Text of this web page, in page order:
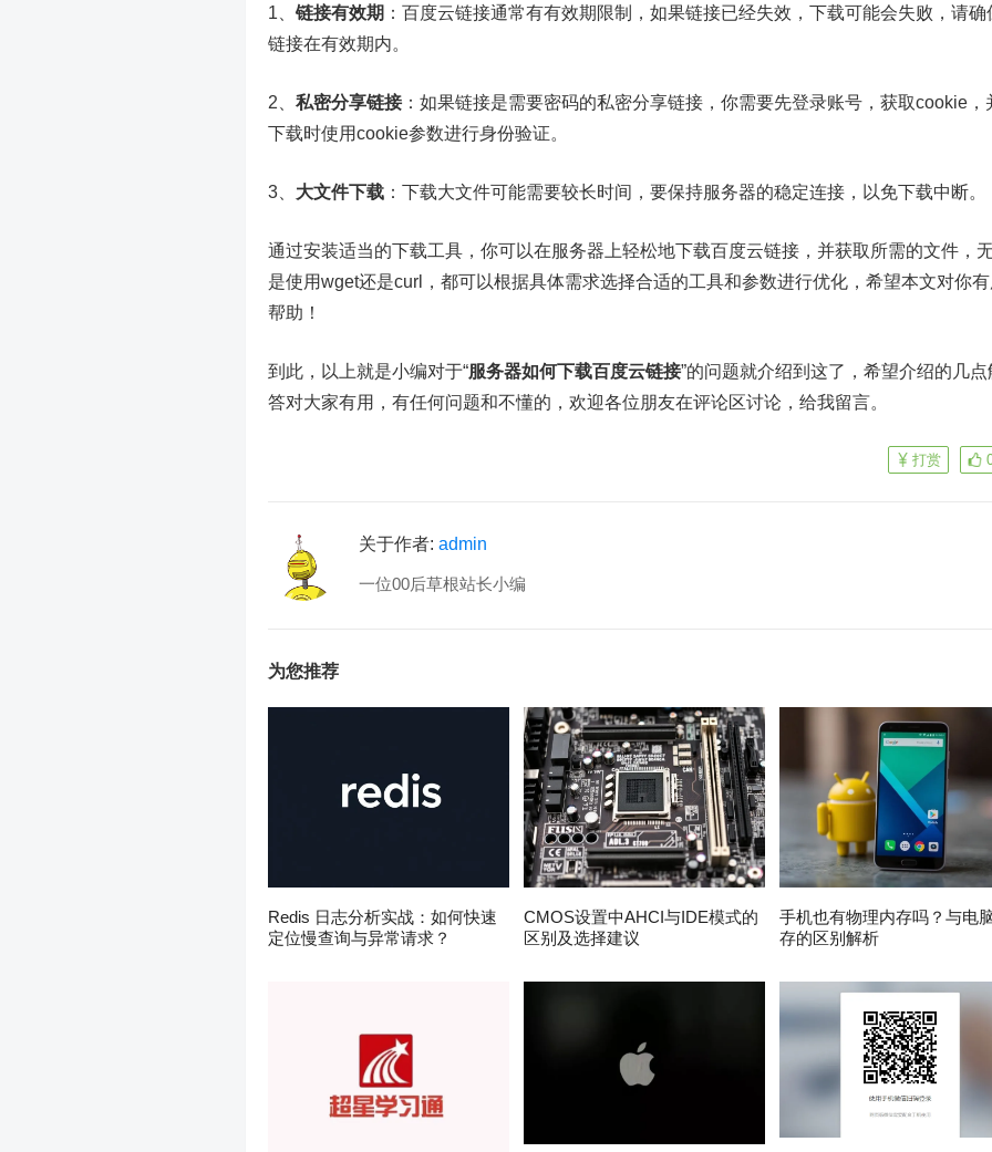
1、 链接有效期 ：百度云链接通常有有效期限制，如果链接已经失效，下载可能会失败，请确
链接在有效期内。
2、 私密分享链接：如果链接是需要密码的私密分享链接，你需要先登录账号，获取cookie，
下载时使用cookie参数进行身份验证。
3、 大文件下载 ：下载大文件可能需要较长时间，要保持服务器的稳定连接，以免下载中断。
通过安装适当的下载工具，你可以在服务器上轻松地下载百度云链接，并获取所需的文件，
是使用wget还是curl，都可以根据具体需求选择合适的工具和参数进行优化，希望本文对你
帮助！
到此，以上就是小编对于“服务器如何下载百度云链接”的问题就介绍到这了，希望介绍的几点
答对大家有用，有任何问题和不懂的，欢迎各位朋友在评论区讨论，给我留言。
打赏
关于作者: admin
一位00后草根站长小编
为您推荐
Redis 日志分析实战：如何快速
定位慢查询与异常请求？
CMOS设置中AHCI与IDE模式的
区别及选择建议
手机也有物理内存吗？与电
存的区别解析